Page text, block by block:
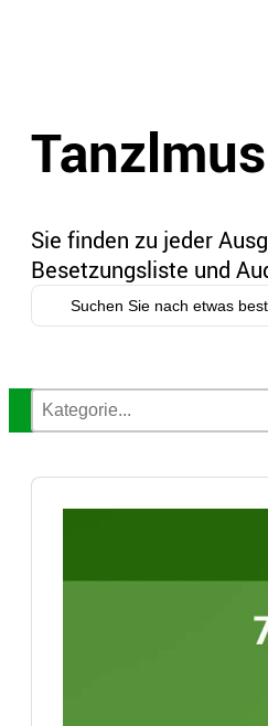
Sie finden zu jeder
Besetzungsliste und
Search
...
Notenkategorien-Filter
Select content